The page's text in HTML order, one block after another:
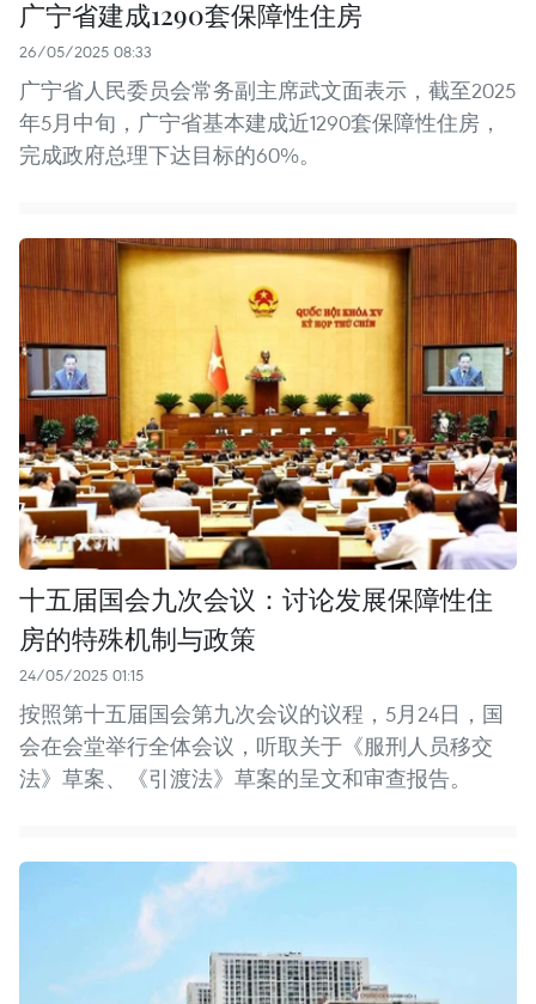
广宁省建成1290套保障性住房
26/05/2025 08:33
广宁省人民委员会常务副主席武文面表示，截至2025
年5月中旬，广宁省基本建成近1290套保障性住房，
完成政府总理下达目标的60%。
十五届国会九次会议：讨论发展保障性住
房的特殊机制与政策
24/05/2025 01:15
按照第十五届国会第九次会议的议程，5月24日，国
会在会堂举行全体会议，听取关于《服刑人员移交
法》草案、《引渡法》草案的呈文和审查报告。